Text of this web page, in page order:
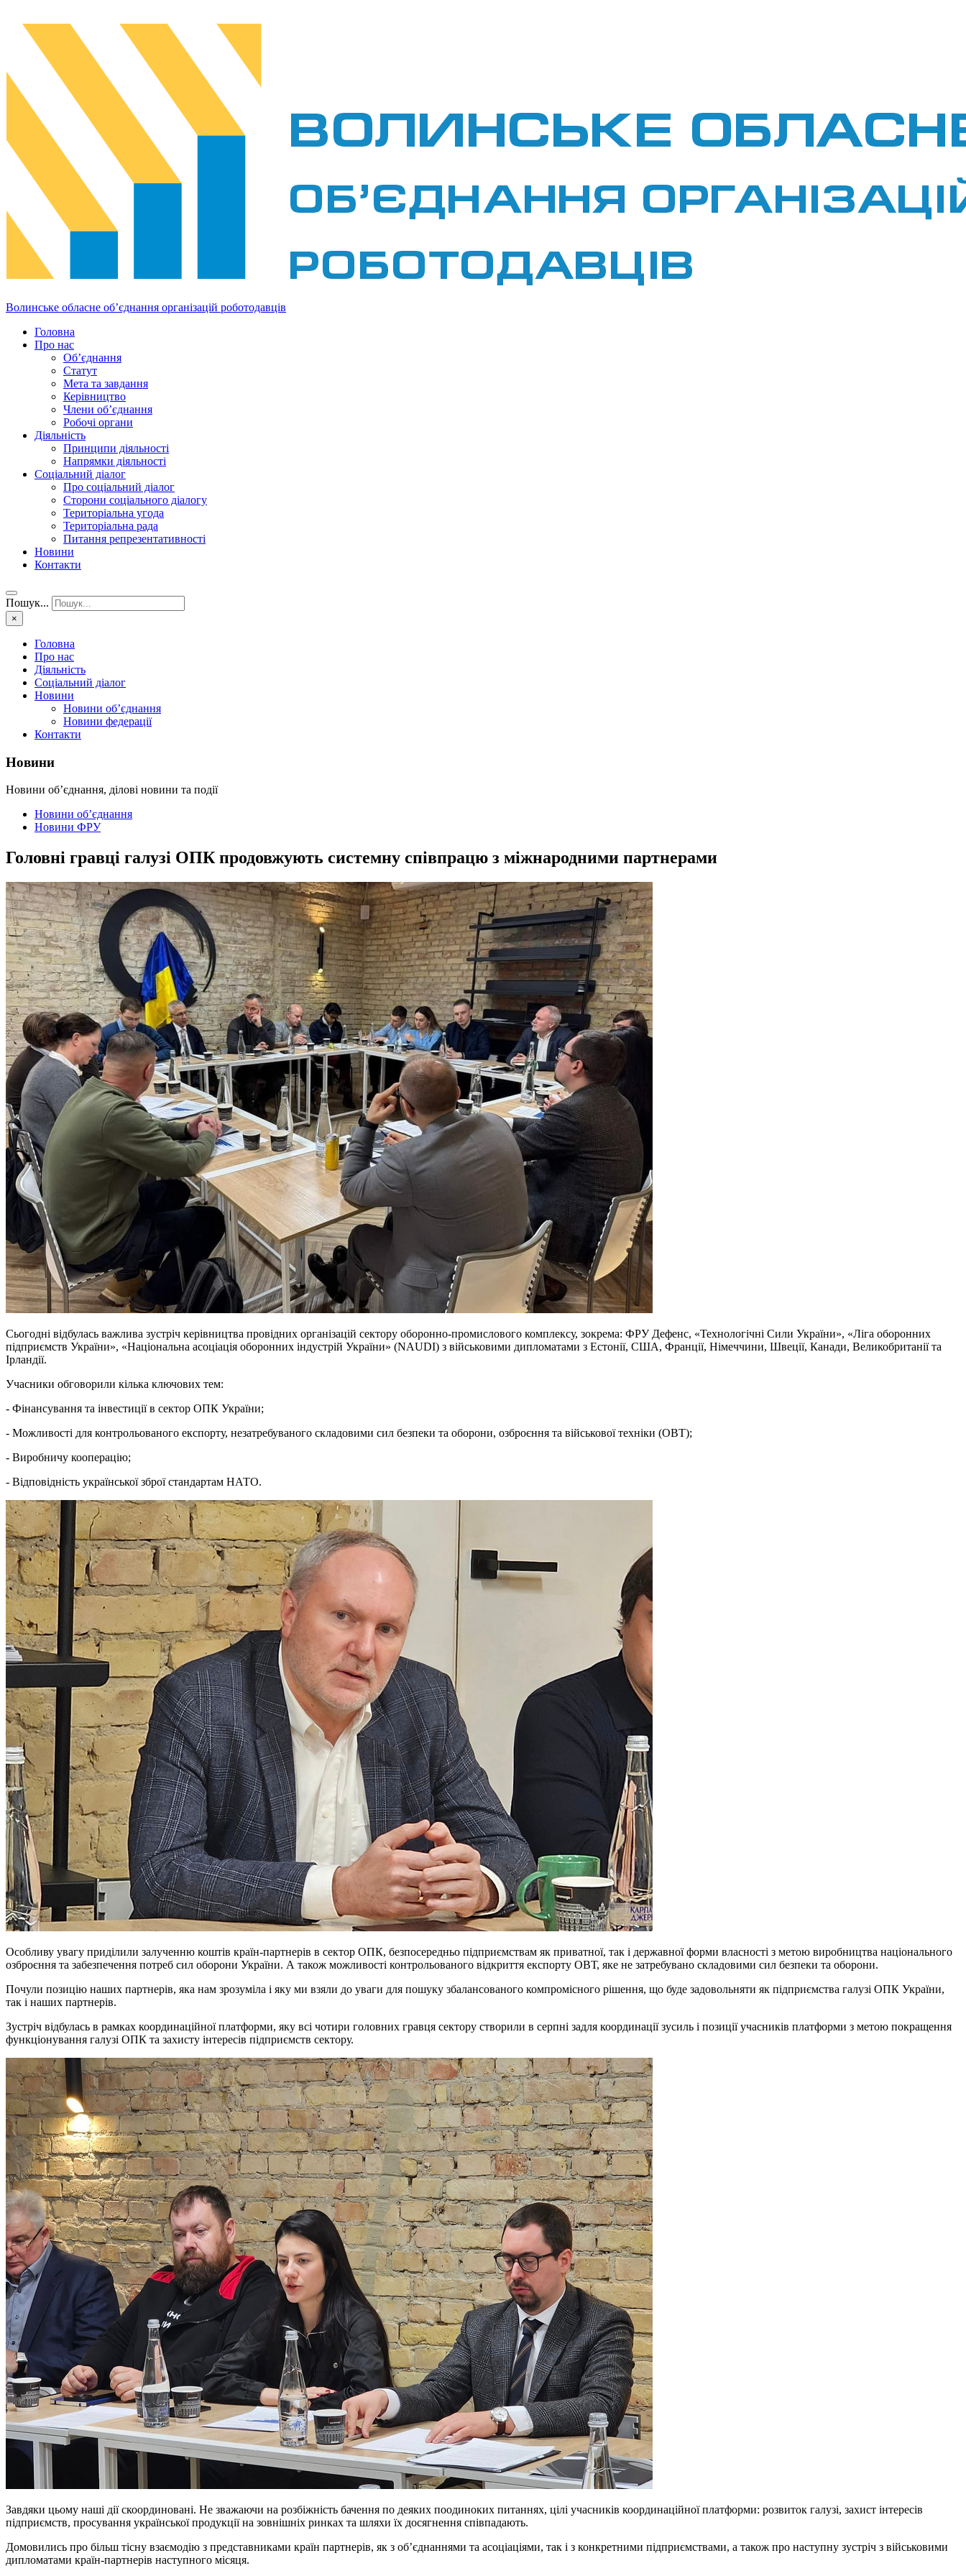
Волинське обласне об’єднання організацій роботодавців
Головна
Про нас
Об’єднання
Статут
Мета та завдання
Керівництво
Члени об’єднання
Робочі органи
Діяльність
Принципи діяльності
Напрямки діяльності
Соціальний діалог
Про соціальний діалог
Сторони соціального діалогу
Територіальна угода
Територіальна рада
Питання репрезентативності
Новини
Контакти
Пошук...
×
Головна
Про нас
Діяльність
Соціальний діалог
Новини
Новини об’єднання
Новини федерації
Контакти
Новини
Новини об’єднання, ділові новини та події
Новини об’єднання
Новини ФРУ
Головні гравці галузі ОПК продовжують системну співпрацю з міжнародними партнерами
Сьогодні відбулась важлива зустріч керівництва провідних організацій сектору оборонно-промислового комплексу, зокрема: ФРУ Дефенс, «Технологічні Сили України», «Ліга оборонних
підприємств України», «Національна асоціація оборонних індустрій України» (NAUDI) з військовими дипломатами з Естонії, США, Франції, Німеччини, Швеції, Канади, Великобританії та
Ірландії.
Учасники обговорили кілька ключових тем:
- Фінансування та інвестиції в сектор ОПК України;
- Можливості для контрольованого експорту, незатребуваного складовими сил безпеки та оборони, озброєння та військової техніки (ОВТ);
- Виробничу кооперацію;
- Відповідність української зброї стандартам НАТО.
Особливу увагу приділили залученню коштів країн-партнерів в сектор ОПК, безпосередньо підприємствам як приватної, так і державної форми власності з метою виробництва національного
озброєння та забезпечення потреб сил оборони України. А також можливості контрольованого відкриття експорту ОВТ, яке не затребувано складовими сил безпеки та оборони.
Почули позицію наших партнерів, яка нам зрозуміла і яку ми взяли до уваги для пошуку збалансованого компромісного рішення, що буде задовольняти як підприємства галузі ОПК України,
так і наших партнерів.
Зустріч відбулась в рамках координаційної платформи, яку всі чотири головних гравця сектору створили в серпні задля координації зусиль і позиції учасників платформи з метою покращення
функціонування галузі ОПК та захисту інтересів підприємств сектору.
Завдяки цьому наші дії скоординовані. Не зважаючи на розбіжність бачення по деяких поодиноких питаннях, цілі учасників координаційної платформи: розвиток галузі, захист інтересів
підприємств, просування української продукції на зовнішніх ринках та шляхи їх досягнення співпадають.
Домовились про більш тісну взаємодію з представниками країн партнерів, як з об’єднаннями та асоціаціями, так і з конкретними підприємствами, а також про наступну зустріч з військовими
дипломатами країн-партнерів наступного місяця.